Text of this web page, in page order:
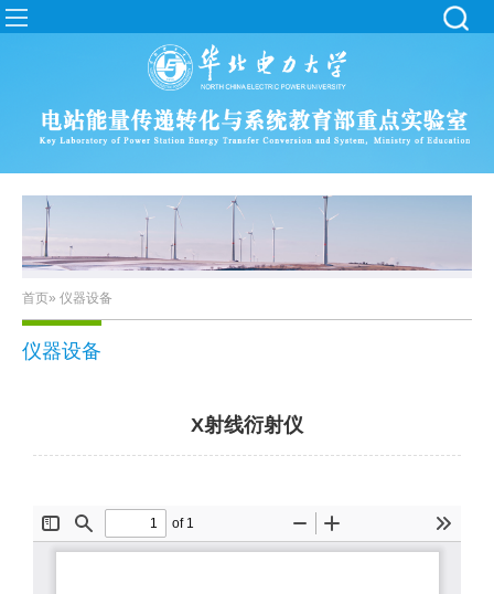
首页» 仪器设备
仪器设备
X射线衍射仪